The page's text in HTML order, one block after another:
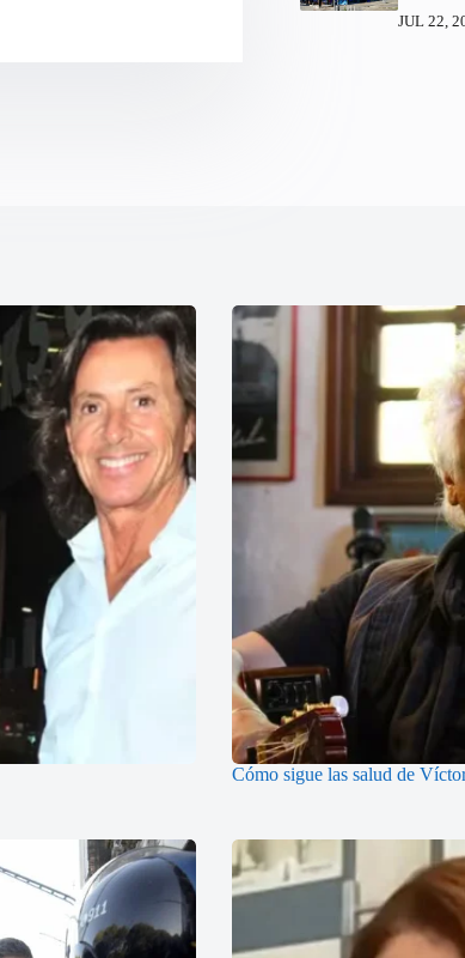
JUL 22,
Cómo sigue las salud de